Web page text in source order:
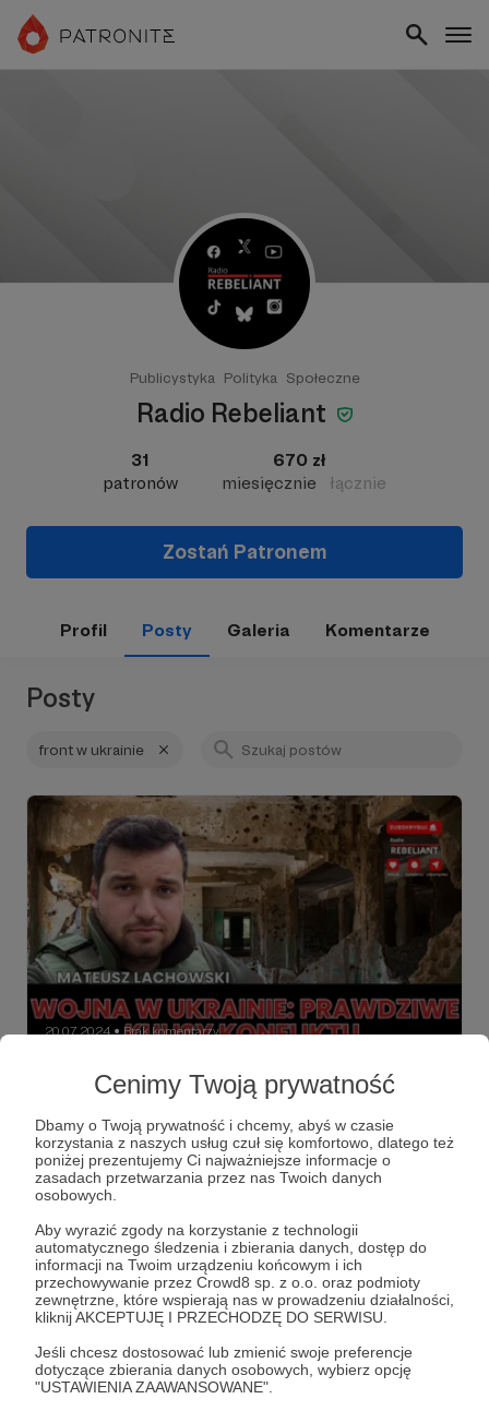
Cenimy Twoją prywatność
Dbamy o Twoją prywatność i chcemy, abyś w czasie
korzystania z naszych usług czuł się komfortowo, dlatego też
poniżej prezentujemy Ci najważniejsze informacje o
zasadach przetwarzania przez nas Twoich danych
osobowych.
Aby wyrazić zgody na korzystanie z technologii
automatycznego śledzenia i zbierania danych, dostęp do
informacji na Twoim urządzeniu końcowym i ich
przechowywanie przez Crowd8 sp. z o.o. oraz podmioty
zewnętrzne, które wspierają nas w prowadzeniu działalności,
kliknij AKCEPTUJĘ I PRZECHODZĘ DO SERWISU.
Jeśli chcesz dostosować lub zmienić swoje preferencje
dotyczące zbierania danych osobowych, wybierz opcję
"USTAWIENIA ZAAWANSOWANE".
Publicystyka Polityka Społeczne
Radio Rebeliant
31
patronów
670 zł
miesięcznie
łącznie
Zostań Patronem
Profil Posty Galeria Komentarze
Posty
front w ukrainie
20.07.2024 ● Brak komentarzy
Wojna w Ukrainie: Prawdziwe kulisy
Nie możecie przegapić tego spotkania.
radio rebeliant mateusz lachowski wojna +3